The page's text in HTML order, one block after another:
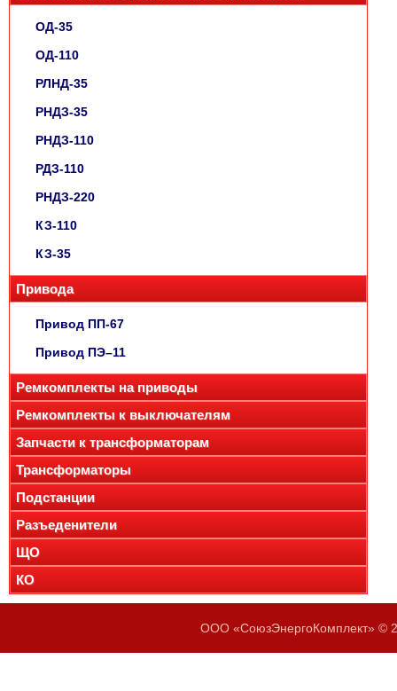
ОД-35
ОД-110
РЛНД-35
РНДЗ-35
РНДЗ-110
РДЗ-110
РНДЗ-220
КЗ-110
КЗ-35
Привода
Привод ПП-67
Привод ПЭ–11
Ремкомплекты на приводы
Ремкомплекты к выключателям
Запчасти к трансформаторам
Трансформаторы
Подстанции
Разъеденители
ЩО
КО
ООО «СоюзЭнергоКомплект» ©